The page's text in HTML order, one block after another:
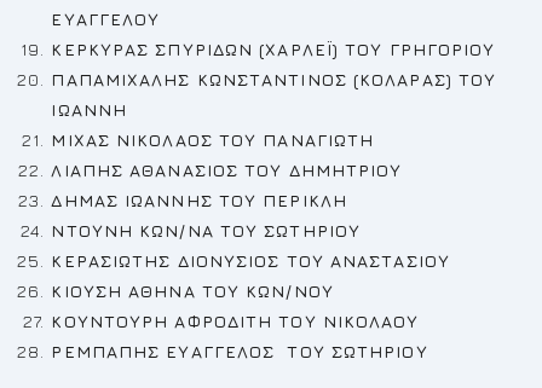
ΕΥΑΓΓΕΛΟΥ
ΚΕΡΚΥΡΑΣ ΣΠΥΡΙΔΩΝ (ΧΑΡΛΕΪ) ΤΟΥ ΓΡΗΓΟΡΙΟΥ
ΠΑΠΑΜΙΧΑΛΗΣ ΚΩΝΣΤΑΝΤΙΝΟΣ (ΚΟΛΑΡΑΣ) ΤΟΥ
ΙΩΑΝΝΗ
ΜΙΧΑΣ ΝΙΚΟΛΑΟΣ ΤΟΥ ΠΑΝΑΓΙΩΤΗ
ΛΙΑΠΗΣ ΑΘΑΝ AΣΙΟΣ ΤΟΥ ΔΗΜΗΤΡΙΟΥ
ΔΗΜΑΣ ΙΩΑΝΝΗΣ ΤΟΥ ΠΕΡΙΚΛΗ
NΤΟΥΝΗ ΚΩΝ/ΝΑ ΤΟΥ ΣΩΤΗΡΙΟΥ
ΚΕΡΑΣΙΩΤΗΣ ΔΙΟΝΥΣΙΟΣ ΤΟΥ ΑΝΑΣΤΑΣΙΟΥ
ΚΙΟΥΣΗ ΑΘΗΝΑ ΤΟΥ ΚΩΝ/ΝΟΥ
ΚΟΥΝΤΟΥΡΗ ΑΦΡΟΔΙΤΗ ΤΟΥ ΝΙΚΟΛΑΟΥ
ΡΕΜΠΑΠΗΣ ΕΥΑΓΓΕΛΟΣ ΤΟΥ ΣΩΤΗΡΙΟΥ